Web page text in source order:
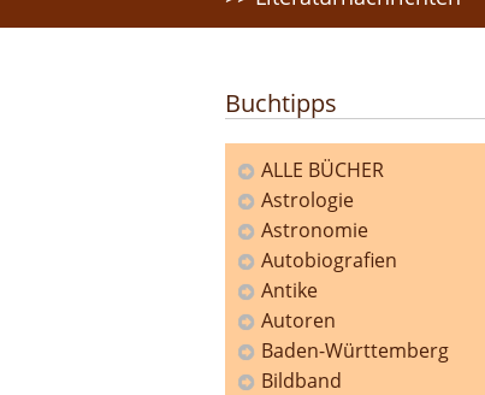
Buchtipps
Kategorien
ALLE BÜCHER
Astrologie
Astronomie
Autobiografien
Antike
Autoren
Baden-Württemberg
Bildband